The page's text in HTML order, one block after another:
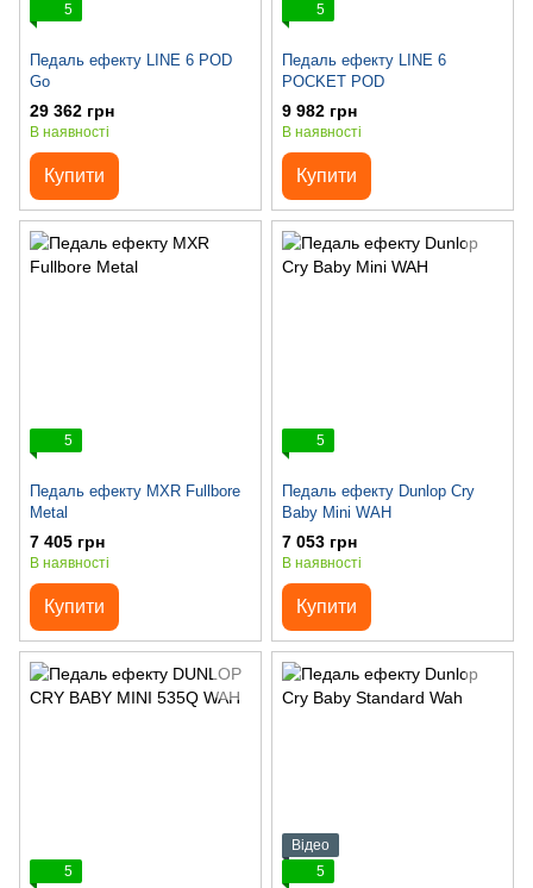
5
Педаль ефекту LINE 6 POD
Go
29 362 грн
В наявності
Купити
5
Педаль ефекту LINE 6
POCKET POD
9 982 грн
В наявності
Купити
5
Педаль ефекту MXR Fullbore
Metal
7 405 грн
В наявності
Купити
5
Педаль ефекту Dunlop Cry
Baby Mini WAH
7 053 грн
В наявності
Купити
5
Відео
5